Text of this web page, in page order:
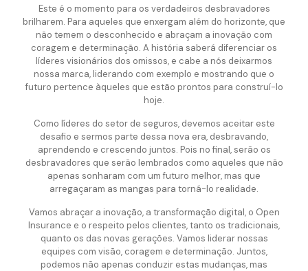
Este é o momento para os verdadeiros desbravadores
brilharem. Para aqueles que enxergam além do horizonte, que
não temem o desconhecido e abraçam a inovação com
coragem e determinação. A história saberá diferenciar os
líderes visionários dos omissos, e cabe a nós deixarmos
nossa marca, liderando com exemplo e mostrando que o
futuro pertence àqueles que estão prontos para construí-lo
hoje.
Como líderes do setor de seguros, devemos aceitar este
desafio e sermos parte dessa nova era, desbravando,
aprendendo e crescendo juntos. Pois no final, serão os
desbravadores que serão lembrados como aqueles que não
apenas sonharam com um futuro melhor, mas que
arregaçaram as mangas para torná-lo realidade.
Vamos abraçar a inovação, a transformação digital, o Open
Insurance e o respeito pelos clientes, tanto os tradicionais,
quanto os das novas gerações. Vamos liderar nossas
equipes com visão, coragem e determinação. Juntos,
podemos não apenas conduzir estas mudanças, mas